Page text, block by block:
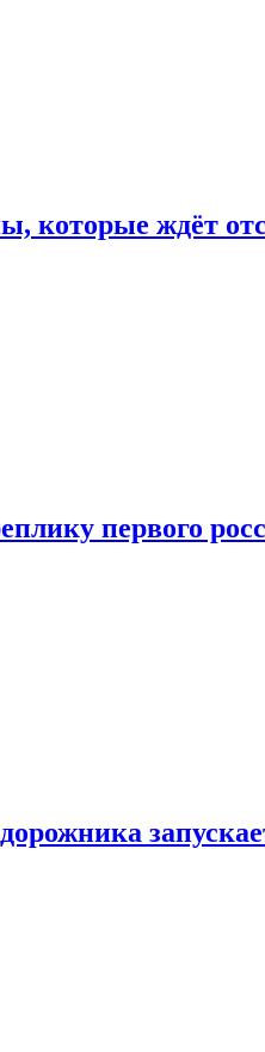
которые ждёт
первого